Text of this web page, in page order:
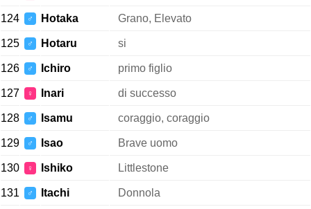
124 ♂ Hotaka Grano, Elevato
125 ♂ Hotaru si
126 ♂ Ichiro primo figlio
127 ♀ Inari di successo
128 ♂ Isamu coraggio, coraggio
129 ♂ Isao Brave uomo
130 ♀ Ishiko Littlestone
131 ♂ Itachi Donnola